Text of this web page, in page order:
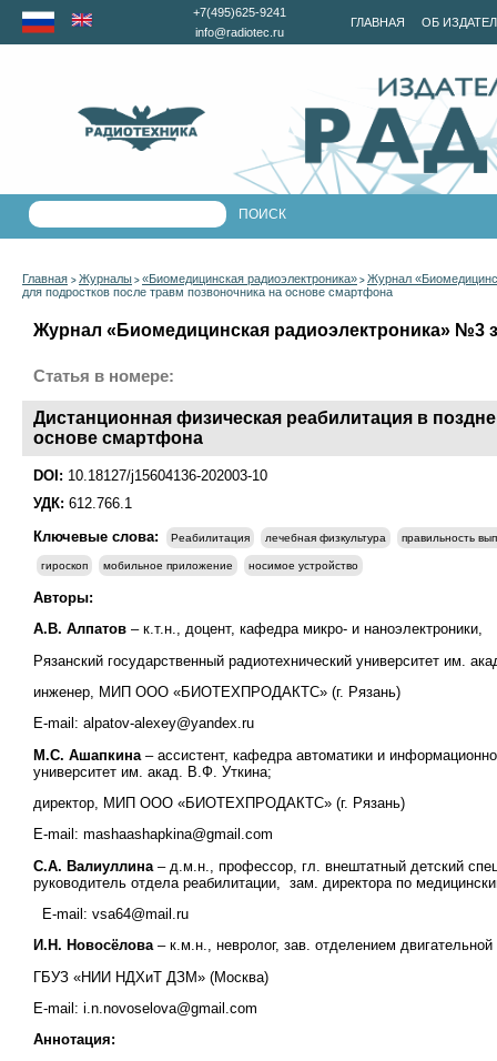
ГЛАВНАЯ ОБ
+7(495)625-9241
info@radiotec.ru
Главная > Журналы > «Биомедицинская радиоэлектроника» > Журнал
для подростков после травм позвоночника на основе смартфона
Журнал «Биомедицинская радиоэлектроника» №3
Статья в номере:
Дистанционная физическая реабилитация в
основе смартфона
DOI: 10.18127/j15604136-202003-10
УДК: 612.766.1
Ключевые слова:
Реабилитация лечебная физкультура правильность
гироскоп мобильное приложение носимое устройство
Авторы:
А.В. Алпатов – к.т.н., доцент, кафедра микро- и наноэлектроники,
Рязанский государственный радиотехнический университет им.
инженер, МИП ООО «БИОТЕХПРОДАКТС» (г. Рязань)
E-mail: alpatov-alexey@yandex.ru
М.С. Ашапкина – ассистент, кафедра автоматики и
университет им. акад. В.Ф. Уткина;
директор, МИП ООО «БИОТЕХПРОДАКТС» (г. Рязань)
E-mail: mashaashapkina@gmail.com
С.А. Валиуллина – д.м.н., профессор, гл. внештатный детский
руководитель отдела реабилитации, зам. директора по
E-mail: vsa64@mail.ru
И.Н. Новосёлова– к.м.н., невролог, зав. отделением
ГБУЗ «НИИ НДХиТ ДЗМ» (Москва)
E-mail: i.n.novoselova@gmail.com
Аннотация: